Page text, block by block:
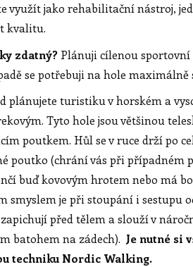
využít jako rehabilitační nástroj,
kvalitu.
zdatný? Plánuji cílenou
se potřebuji na hole maximálně
plánujete turistiku v horském a
Tyto hole jsou většinou
poutkem. Hůl se v ruce drží po
poutko (chrání vás při případném
buď kovovým hrotem nebo má
smyslem je při stoupání i sestupu
před tělem a slouží v
batohem na zádech). Je nutné si
techniku Nordic Walking.